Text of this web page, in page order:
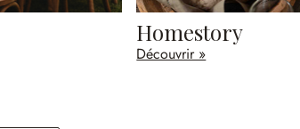
Homestory
Découvrir »